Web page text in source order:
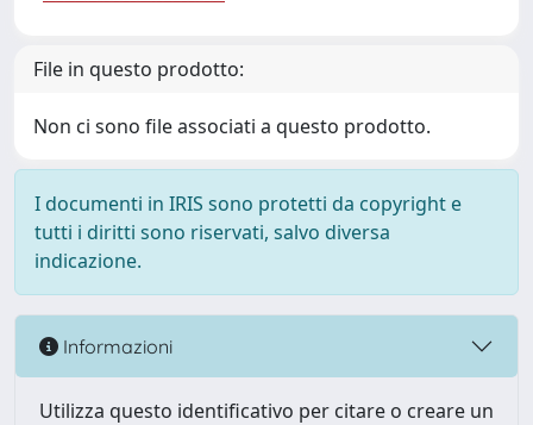
File in questo prodotto:
Non ci sono file associati a questo prodotto.
I documenti in IRIS sono protetti da copyright e
tutti i diritti sono riservati, salvo diversa
indicazione.
Informazioni
Utilizza questo identificativo per citare o creare un